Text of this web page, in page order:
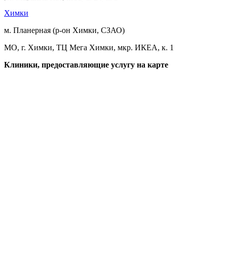
Химки
м. Планерная (р-он Химки, СЗАО)
МО, г. Химки, ТЦ Мега Химки, мкр. ИКЕА, к. 1
Клиники, предоставляющие услугу на карте